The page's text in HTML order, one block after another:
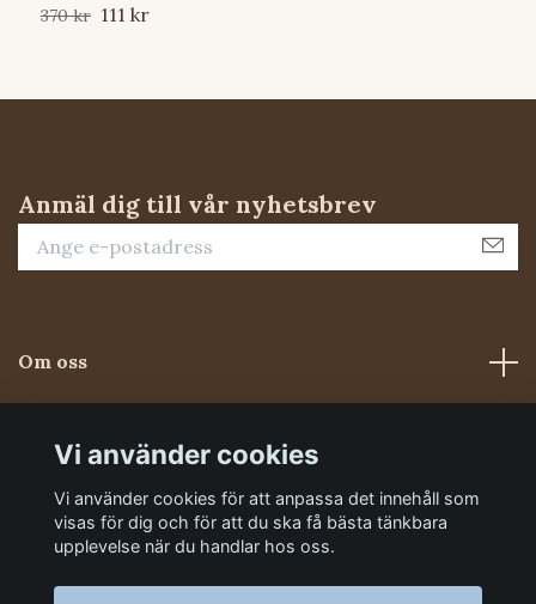
370 kr 111 kr
Anmäl dig till vår nyhetsbrev
Om oss
Sociala medier
Vi använder cookies
Vi använder cookies för att anpassa det innehåll som
visas för dig och för att du ska få bästa tänkbara
upplevelse när du handlar hos oss.